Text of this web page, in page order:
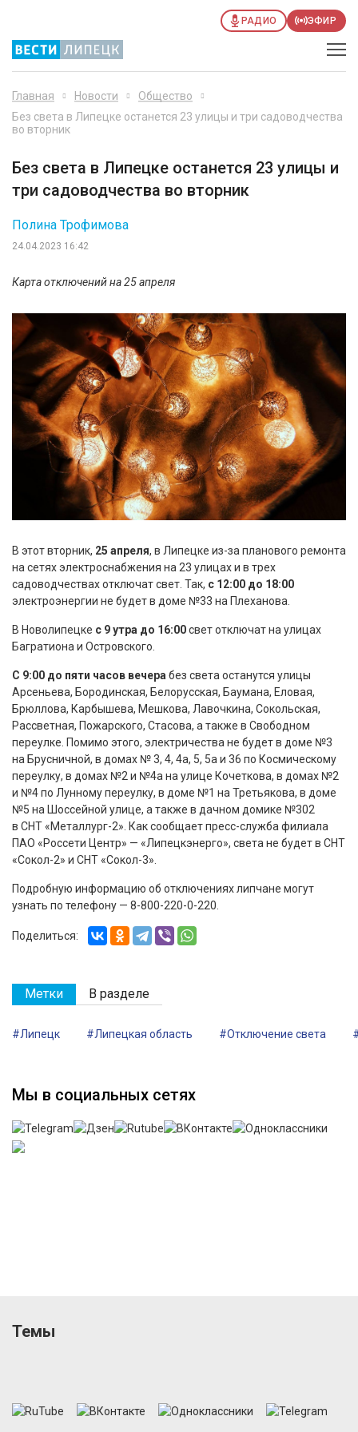
РАДИО ЭФИР
Главная Новости
Общество
Без света в Липецке останется 23 улицы и три садоводчества
во вторник
Без света в Липецке останется 23 улицы и
три садоводчества во вторник
24.04.2023 16:42
Полина Трофимова
Карта отключений на 25 апреля
В этот вторник, 25 апреля, в Липецке из-за планового ремонта
на сетях электроснабжения на 23 улицах и в трех
садоводчествах отключат свет. Так, с 12:00 до 18:00
электроэнергии не будет в доме №33 на Плеханова.
В Новолипецке с 9 утра до 16:00свет отключат на улицах
Багратиона и Островского.
С 9:00 до пяти часов вечерабез света останутся улицы
Арсеньева, Бородинская, Белорусская, Баумана, Еловая,
Брюллова, Карбышева, Мешкова, Лавочкина, Сокольская,
Рассветная, Пожарского, Стасова, а также в Свободном
переулке. Помимо этого, электричества не будет в доме №3
на Брусничной, в домах № 3, 4, 4а, 5, 5а и 36 по Космическому
переулку, в домах №2 и №4а на улице Кочеткова, в домах №2
и №4 по Лунному переулку, в доме №1 на Третьякова, в доме
№5 на Шоссейной улице, а также в дачном домике №302
в СНТ «Металлург-2». Как сообщает пресс-служба филиала
ПАО «Россети Центр» — «Липецкэнерго», света не будет в СНТ
«Сокол-2» и СНТ «Сокол-3».
Подробную информацию об отключениях липчане могут
узнать по телефону — 8-800-220-0-220.
Поделиться:
Метки В разделе
#Липецк #Липецкая область #Отключение света
Мы в социальных сетях
Темы